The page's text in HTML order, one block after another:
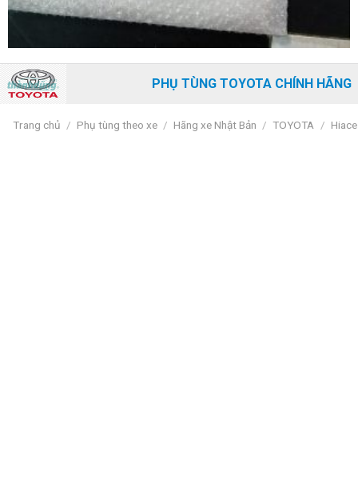
PHỤ TÙNG TOYOTA CHÍNH HÃNG
Trang chủ / Phụ tùng theo xe / Hãng xe Nhật Bản / TOYOTA / Hiace